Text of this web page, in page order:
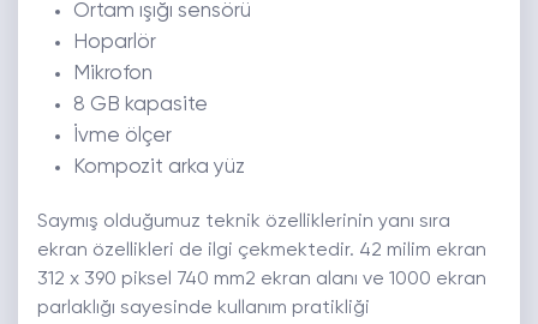
Ortam ışığı sensörü
Hoparlör
Mikrofon
8 GB kapasite
İvme ölçer
Kompozit arka yüz
Saymış olduğumuz teknik özelliklerinin yanı sıra
ekran özellikleri de ilgi çekmektedir. 42 milim ekran
312 x 390 piksel 740 mm2 ekran alanı ve 1000 ekran
parlaklığı sayesinde kullanım pratikliği